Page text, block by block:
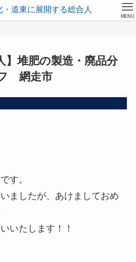
MENU
】堆肥の製造・廃品分
網走市
す。
ましたが、あけましておめ
いたします！！